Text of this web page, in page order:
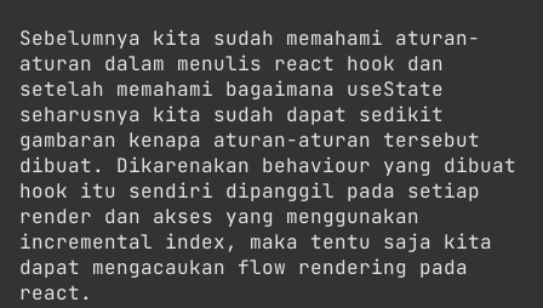
Sebelumnya kita sudah memahami aturan-
aturan dalam menulis react hook dan
setelah memahami bagaimana useState
seharusnya kita sudah dapat sedikit
gambaran kenapa aturan-aturan tersebut
dibuat. Dikarenakan behaviour yang dibuat
hook itu sendiri dipanggil pada setiap
render dan akses yang menggunakan
incremental index, maka tentu saja kita
dapat mengacaukan flow rendering pada
react.